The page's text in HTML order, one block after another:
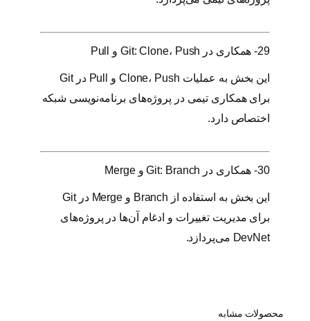
29- همکاری در Git: Clone، Push و Pull
این بخش به عملیات Clone، Push و Pull در Git
برای همکاری تیمی در پروژه‌های برنامه‌نویسی شبکه
اختصاص دارد.
30- همکاری در Git: Branch و Merge
این بخش به استفاده از Branch و Merge در Git
برای مدیریت تغییرات و ادغام آن‌ها در پروژه‌های
DevNet می‌پردازد.
محصولات مشابه